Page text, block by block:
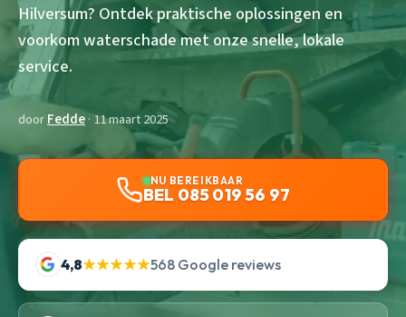
Hilversum? Ontdek praktische oplossingen en
voorkom waterschade met onze snelle, lokale
service.
doorFedde· 11 maart 2025
NU BEREIKBAAR
BEL 085 019 56 97
4,8★★★★★568 Google reviews